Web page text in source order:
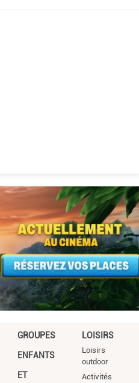
GROUPES
ENFANTS
ET
LOISIRS
Loisirs
outdoor
Activités